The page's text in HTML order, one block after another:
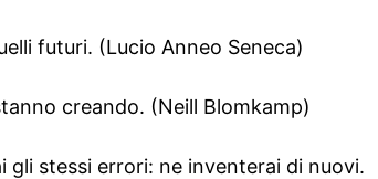
futuri. (Lucio Anneo Seneca)
creando. (Neill Blomkamp)
stessi errori: ne inventerai di nuovi.